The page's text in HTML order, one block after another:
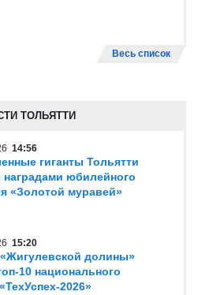
Весь список
ТОЛЬЯТТИ
14:56
гиганты Тольятти
юбилейного
«Золотой муравей»
15:20
«Жигулевской долины»
10 национального
2026»